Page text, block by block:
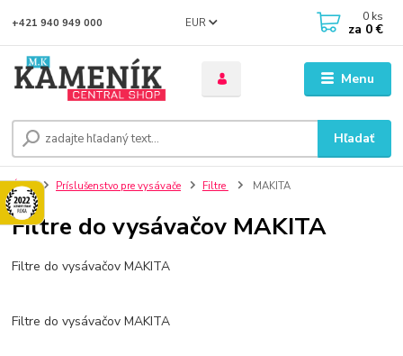
Menu
EUR
Hľadať
+421 940 949 000 0 ks
za 0 €
Úvod Príslušenstvo pre vysávače Filtre MAKITA
Filtre do vysávačov MAKITA
Filtre do vysávačov MAKITA
Filtre do vysávačov MAKITA